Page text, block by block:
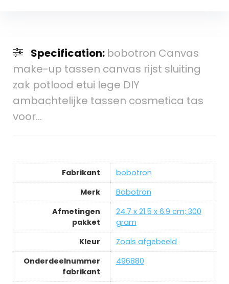
Specification: bobotron Canvas
make-up tassen canvas rijst sluiting
zak potlood etui lege DIY
ambachtelijke tassen cosmetica tas
voor…
Fabrikant
‎bobotron
Merk
‎Bobotron
Afmetingen
pakket
‎24.7 x 21.5 x 6.9 cm; 300
gram
Kleur
‎Zoals afgebeeld
Onderdeelnummer
fabrikant
‎496880